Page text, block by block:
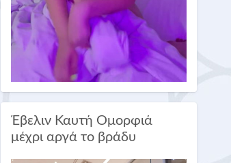
Έβελιν Καυτή Ομορφιά
μέχρι αργά το βράδυ